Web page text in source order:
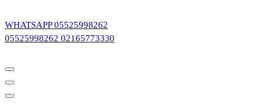
geç
WHATSAPP 05525998262
05525998262 02165773330